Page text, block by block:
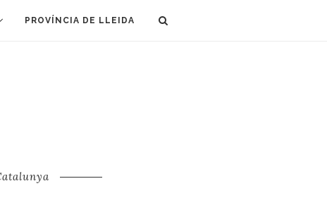
PROVÍNCIA DE LLEIDA